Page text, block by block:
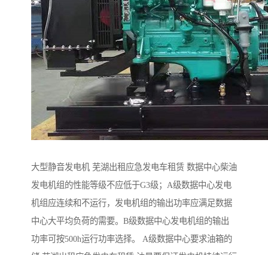
大型静音发电机 芜湖出租应急发电车租赁 数据中心柴油
发电机组的性能等级不应低于G3级；A级数据中心发电
机组应连续和不运行，发电机组的输出功率应满足数据
中心大平均负荷的需要。B级数据中心发电机组的输出
功率可按500h运行功率选择。 A级数据中心要求油箱的